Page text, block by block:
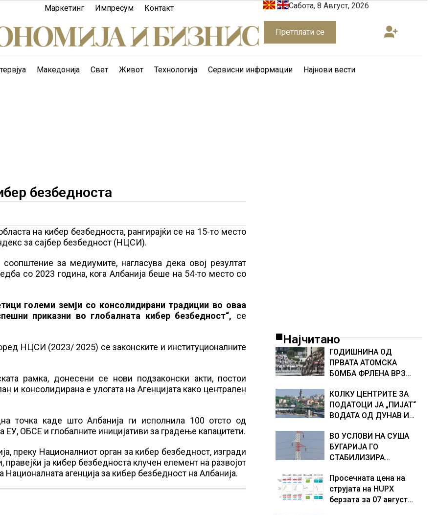
Маркетинг Импресум Контакт Сабота, 8 Август, 2026
Претплати се
Македонија Свет Живот Технологија Сервисни информации Најнови вести
безбедноста
на кибер безбедноста, рангирајќи се на 15-то место
за сајбер безбедност (НЦСИ).
за медиумите, нагласува дека овој резултат
со 2023 година, кога Албанија беше на 54-то место со
големи земји со консолидирани традиции во оваа
приказни во глобалната кибер безбедност“, се
НЦСИ (2023/ 2025) се законските и институционалните
рамка, донесени се нови подзаконски акти, постои
и консолидирана е улогата на Агенцијата како централен
точка каде што Албанија ги исполнила 100 отсто од
ЕУ, ОБСЕ и глобалните иницијативи за градење капацитети.
преку Националниот орган за кибер безбедност, изгради
ја кибер безбедноста клучен елемент на развојот
Националната агенција за кибер безбедност на Албанија.
Најчитано
ГОДИШНИНА ОД
ПРВАТА АТОМСКА
БОМБА ФРЛЕНА ВРЗ
ШТО НАПРАВИВМЕ“,
како дел од екипажот
во авионот „Енола Геј“ и
бомбардирањето го
доживуваа овој настан
што го промени текот
КОЛКУ ЦЕНТРИТЕ ЗА
ПОДАТОЦИ ЈА „ПИЈАТ“
ВОДАТА ОД ДУНАВ И
Германија е лидер во
Европа по бројот на
изградени центри за
ВО УСЛОВИ НА СУША
БУГАРИЈА ГО
СТАБИЛИЗИРА
ЕНЕРГЕТСКИ СИСТЕМ,
како Бугарија стана
балкански шампион во
Просечната цена на
струјата на HUPX
берзата за 07 август